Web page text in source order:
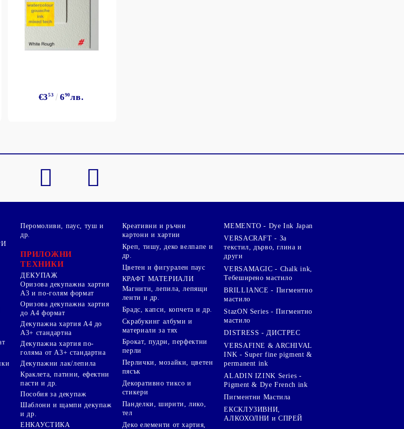
€353 690лв.
Перомоливи, паус, туш и
др.
ПРИЛОЖНИ
ТЕХНИКИ
ДЕКУПАЖ
Оризова декупажна хартия
А3 и по-голям формат
Оризова декупажна хартия
до А4 формат
Декупажна хартия А4 до
А3+ стандартна
Декупажна хартия по-
голяма от А3+ стандартна
Декупажни лак/лепила
Краклета, патини, ефектни
пасти и др.
Пособия за декупаж
Шаблони и щампи декупаж
и др.
ЕНКАУСТИКА
Креативни и ръчни
картони и хартии
Креп, тишу, деко велпапе и
др.
Цветен и фигурален паус
КРАФТ МАТЕРИАЛИ
Магнити, лепила, лепящи
ленти и др.
Брадс, капси, копчета и др.
Скрабукинг албуми и
материали за тях
Брокат, пудри, перфектни
перли
Перлички, мозайки, цветен
пясък
Декоративно тиксо и
стикери
Панделки, ширити, лико,
тел
Деко елементи от хартия,
MEMENTO - Dye Ink Japan
VERSACRAFT - За
текстил, дърво, глина и
други
VERSAMAGIC - Chalk ink,
Тебеширено мастило
BRILLIANCE - Пигментно
мастило
StazON Series - Пигментно
мастило
DISTRESS - ДИСТРЕС
VERSAFINE & ARCHIVAL
INK - Super fine pigment &
permanent ink
ALADIN IZINK Series -
Pigment & Dye French ink
Пигментни Мастила
ЕКСКЛУЗИВНИ,
АЛКОХОЛНИ и СПРЕЙ